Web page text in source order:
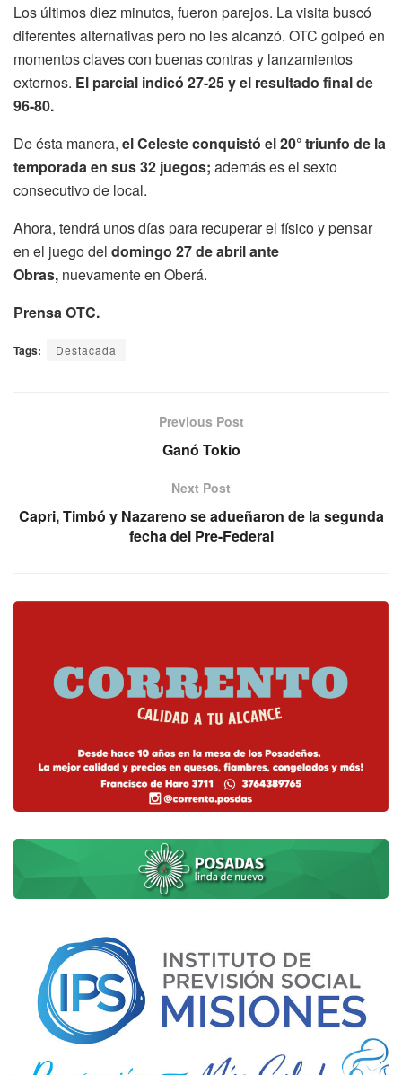
Los últimos diez minutos, fueron parejos. La visita buscó
diferentes alternativas pero no les alcanzó. OTC golpeó en
momentos claves con buenas contras y lanzamientos
externos. El parcial indicó 27-25 y el resultado final de
96-80.
De ésta manera, el Celeste conquistó el 20° triunfo de la
temporada en sus 32 juegos; además es el sexto
consecutivo de local.
Ahora, tendrá unos días para recuperar el físico y pensar
en el juego del domingo 27 de abril ante
Obras, nuevamente en Oberá.
Prensa OTC.
Tags: Destacada
Previous Post
Ganó Tokio
Next Post
Capri, Timbó y Nazareno se adueñaron de la segunda
fecha del Pre-Federal